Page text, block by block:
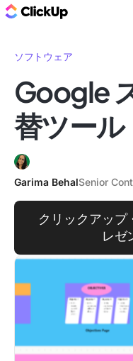
ソフトウェア
Google
替ツール
Garima BehalSenior
クリックアップ
レゼ